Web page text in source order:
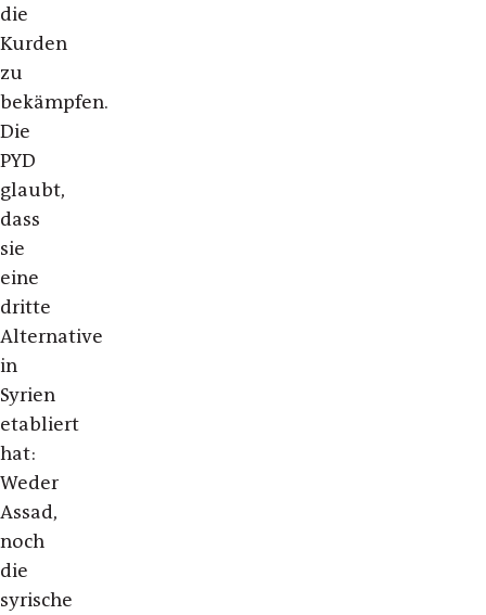
die
Kurden
zu
bekämpfen.
Die
PYD
glaubt,
dass
sie
eine
dritte
Alternative
in
Syrien
etabliert
hat:
Weder
Assad,
noch
die
syrische